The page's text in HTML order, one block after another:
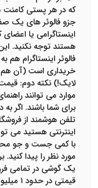
که در هر پستی کامنت
جزو فالوئر های یک
اینستاگرامی یا اعضای
هستند توجه نکنید.
فالوئر اینستاگرام هم
خریداری است (آن
لایک!) نکته دوم:
موارد می توانند
برای شما باشند. اگر
تلفن هوشمند از
اینترنتی هستید می
با کمی جست و جو
مورد نظر را پیدا کنید.
یک گوشی در تمامی
قیمتی در